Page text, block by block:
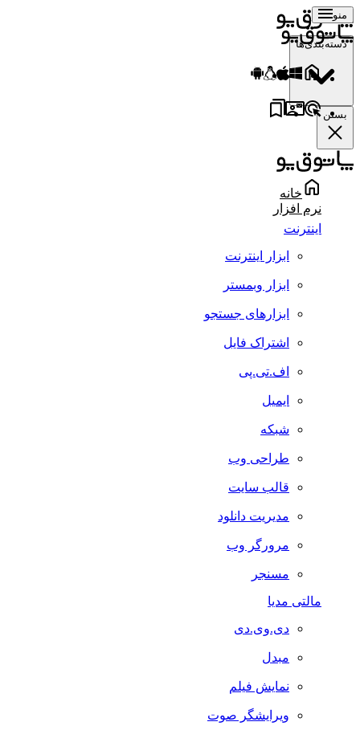
منو
دسته‌بندی‌ها
بستن
خانه
نرم افزار
اینترنت
ابزار اینترنت
ابزار وبمستر
ابزارهای جستجو
اشتراک فایل
اف.تی.پی
ایمیل
شبکه
طراحی وب
قالب سایت
مدیریت دانلود
مرورگر وب
مسنجر
مالتی مدیا
دی.وی.دی
مبدل
نمایش فیلم
ویرایشگر صوت